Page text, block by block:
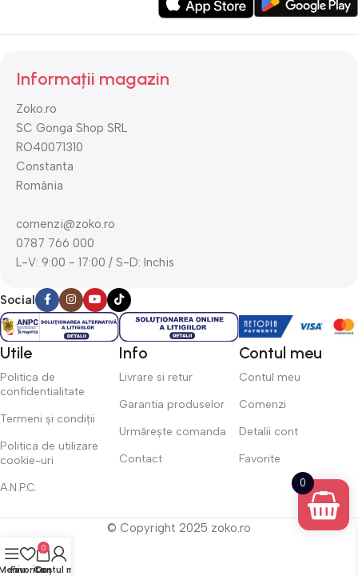
Informații magazin
Zoko.ro
SC Gonga Shop SRL
RO40071310
Constanta
România
comenzi@zoko.ro
0787 766 000
L-V: 9:00 - 17:00 / S-D: Inchis
Social
Utile
Politica de
confidentialitate
Termeni și condiții
Politica de utilizare
cookie-uri
A.N.P.C.
Info
Livrare si retur
Garantia produselor
Urmărește comanda
Contact
Contul meu
Contul meu
Comenzi
Detalii cont
Favorite
© Copyright 2025 zoko.ro
0
Favorite
0
Coș
Contul meu